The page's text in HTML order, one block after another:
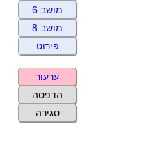
מושב 6
מושב 8
פירוט
ערעור
הדפסה
סגירה